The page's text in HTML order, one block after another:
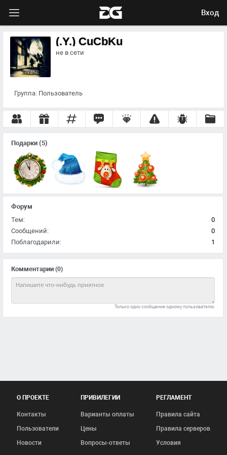
Вход
Группа: Пользователь
(.Y.) CuCbKu
не в сети
Комментарии (0)
Только одно сообщение одному пользователю.
Подарки (5)
Форум
Тем:
0
Сообщений:
0
Поблагодарили:
1
О ПРОЕКТЕ
Контакты
Пользователи
Новости
ПРИВИЛЕГИИ
Варианты оплаты
Цены
Вопросы-ответы
РЕГЛАМЕНТ
Правила сайта
Правила серверов
Условия